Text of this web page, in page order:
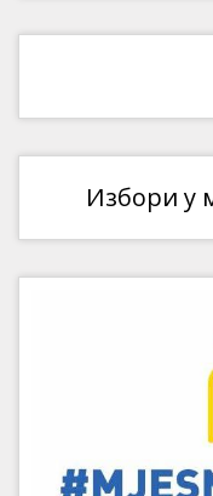
Избори у